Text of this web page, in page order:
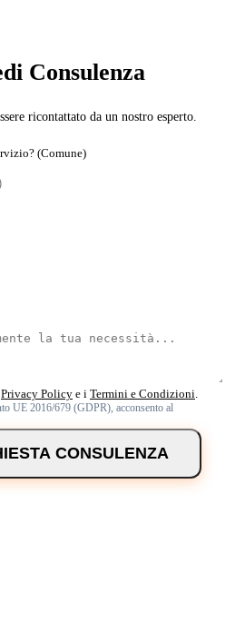
Consulenza
ricontattato da un nostro esperto.
(Comune)
Privacy Policy e i Termini e Condizioni.
UE 2016/679 (GDPR), acconsento al
CONSULENZA